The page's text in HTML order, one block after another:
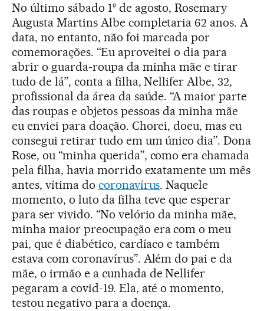
No último sábado 1º de agosto, Rosemary
Augusta Martins Albe completaria 62 anos. A
data, no entanto, não foi marcada por
comemorações. “Eu aproveitei o dia para
abrir o guarda-roupa da minha mãe e tirar
tudo de lá”, conta a filha, Nellifer Albe, 32,
profissional da área da saúde. “A maior parte
das roupas e objetos pessoas da minha mãe
eu enviei para doação. Chorei, doeu, mas eu
consegui retirar tudo em um único dia”. Dona
Rose, ou “minha querida”, como era chamada
pela filha, havia morrido exatamente um mês
antes, vítima do coronavírus. Naquele
momento, o luto da filha teve que esperar
para ser vivido. “No velório da minha mãe,
minha maior preocupação era com o meu
pai, que é diabético, cardíaco e também
estava com coronavírus”. Além do pai e da
mãe, o irmão e a cunhada de Nellifer
pegaram a covid-19. Ela, até o momento,
testou negativo para a doença.